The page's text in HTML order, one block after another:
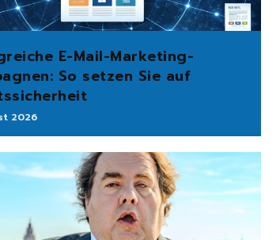
E-Mail-Marketing-
So setzen Sie auf
2026